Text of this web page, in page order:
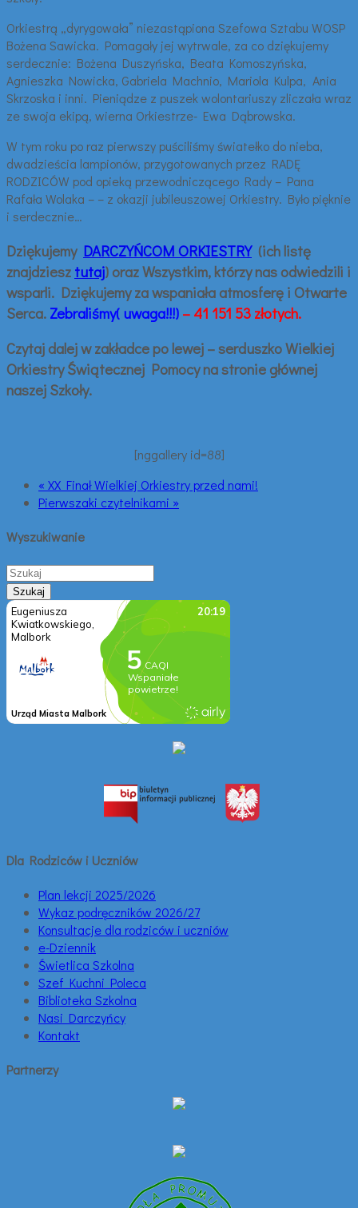
Orkiestrą „dyrygowała” niezastąpiona Szefowa Sztabu WOSP
Bożena Sawicka. Pomagały jej wytrwale, za co dziękujemy
serdecznie: Bożena Duszyńska, Beata Komoszyńska,
Agnieszka Nowicka, Gabriela Machnio, Mariola Kulpa, Ania
Skrzoska i inni. Pieniądze z puszek wolontariuszy zliczała wraz
ze swoja ekipą, wierna Orkiestrze- Ewa Dąbrowska.
W tym roku po raz pierwszy puściliśmy światełko do nieba,
dwadzieścia lampionów, przygotowanych przez RADĘ
RODZICÓW pod opieką przewodniczącego Rady – Pana
Rafała Wolaka – – z okazji jubileuszowej Orkiestry. Było pięknie
i serdecznie…
Dziękujemy DARCZYŃCOM ORKIESTRY(ich listę
znajdziesz tutaj) oraz Wszystkim, którzy nas odwiedzili i
wsparli. Dziękujemy za wspaniała atmosferę i Otwarte
Serca. Zebraliśmy( uwaga!!!) – 41 151 53 złotych.
Czytaj dalej w zakładce po lewej – serduszko Wielkiej
Orkiestry Świątecznej Pomocy na stronie głównej
naszej Szkoły.
[nggallery id=88]
« XX Finał Wielkiej Orkiestry przed nami!
Pierwszaki czytelnikami »
Wyszukiwanie
Dla Rodziców i Uczniów
Plan lekcji 2025/2026
Wykaz podręczników 2026/27
Konsultacje dla rodziców i uczniów
e-Dziennik
Świetlica Szkolna
Szef Kuchni Poleca
Biblioteka Szkolna
Nasi Darczyńcy
Kontakt
Partnerzy